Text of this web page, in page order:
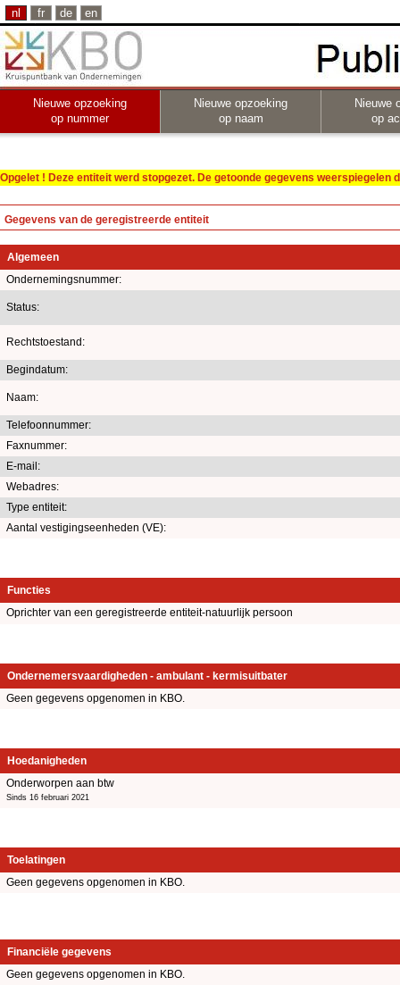
nl fr de en
Nieuwe opzoeking
op nummer
Nieuwe opzoeking
op naam
Nieuwe
op
Opgelet ! Deze entiteit werd stopgezet. De getoonde gegevens
Gegevens van de geregistreerde entiteit
Algemeen
Ondernemingsnummer:
Status:
Rechtstoestand:
Begindatum:
Naam:
Telefoonnummer:
Faxnummer:
E-mail:
Webadres:
Type entiteit:
Aantal vestigingseenheden (VE):
Functies
Oprichter van een geregistreerde entiteit-natuurlijk persoon
Ondernemersvaardigheden - ambulant - kermisuitbater
Geen gegevens opgenomen in KBO.
Hoedanigheden
Onderworpen aan btw
Sinds 16 februari 2021
Toelatingen
Geen gegevens opgenomen in KBO.
Financiële gegevens
Geen gegevens opgenomen in KBO.